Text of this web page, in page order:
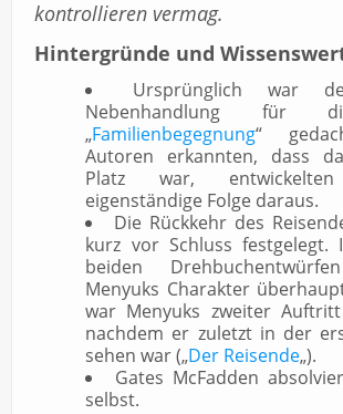
kontrollieren vermag.
Hintergründe und
Ursprünglich war
Nebenhandlung für
„Familienbegegnung“
Autoren erkannten, dass
Platz war,
eigenständige Folge daraus.
Die Rückkehr des
kurz vor Schluss festgelegt.
beiden
Menyuks Charakter
war Menyuks zweiter
nachdem er zuletzt in der
sehen war („Der Reisende„).
Gates McFadden
selbst.